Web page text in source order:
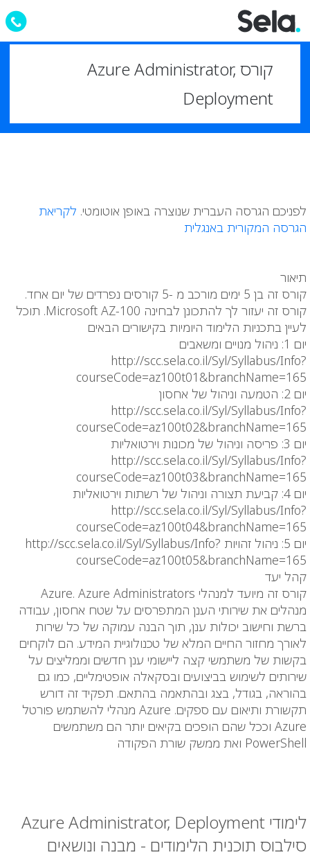
קורס Azure Administrator,
Deployment
לפניכם הגרסה העברית שנוצרה באופן אוטומטי. לקריאת
הגרסה המקורית באנגלית
תיאור
קורס זה בן 5 ימים מורכב מ -5 קורסים נפרדים של יום אחד.
קורס זה יעזור לך להתכונן לבחינה Microsoft AZ-100. תוכל
לעיין בתכניות הלימוד היומיות בקישורים הבאים
יום 1: ניהול מנויים ומשאבים
http://scc.sela.co.il/Syl/Syllabus/Info?
courseCode=az100t01&branchName=165
יום 2: הטמעה וניהול של אחסון
http://scc.sela.co.il/Syl/Syllabus/Info?
courseCode=az100t02&branchName=165
יום 3: פריסה וניהול של מכונות וירטואליות
http://scc.sela.co.il/Syl/Syllabus/Info?
courseCode=az100t03&branchName=165
יום 4: קביעת תצורה וניהול של רשתות וירטואליות
http://scc.sela.co.il/Syl/Syllabus/Info?
courseCode=az100t04&branchName=165
יום 5: ניהול זהויות http://scc.sela.co.il/Syl/Syllabus/Info?
courseCode=az100t05&branchName=165
קהל יעד
קורס זה מיועד למנהלי Azure. Azure Administrators
מנהלים את שירותי הענן המתפרסים על שטח אחסון, עבודה
ברשת וחישוב יכולות ענן, תוך הבנה עמוקה של כל שירות
לאורך מחזור החיים המלא של טכנולוגיית המידע. הם לוקחים
בקשות של משתמשי קצה ליישומי ענן חדשים וממליצים על
שירותים לשימוש בביצועים ובסקאלה אופטימליים, כמו גם
בהוראה, בגודל, בצג ובהתאמה בהתאם. תפקיד זה דורש
תקשורת ותיאום עם ספקים. Azure מנהלי להשתמש פורטל
Azure וככל שהם הופכים בקיאים יותר הם משתמשים
PowerShell ואת ממשק שורת הפקודה
לימודי Azure Administrator, Deployment
סילבוס תוכנית הלימודים - מבנה ונושאים